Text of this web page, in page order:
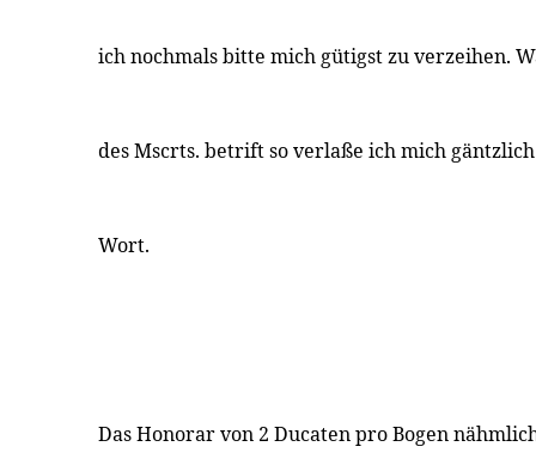
ich nochmals bitte mich gütigst zu verzeihen.
des Mscrts. betrift so verlaße ich mich
Wort.
Das Honorar von 2 Ducaten pro Bogen